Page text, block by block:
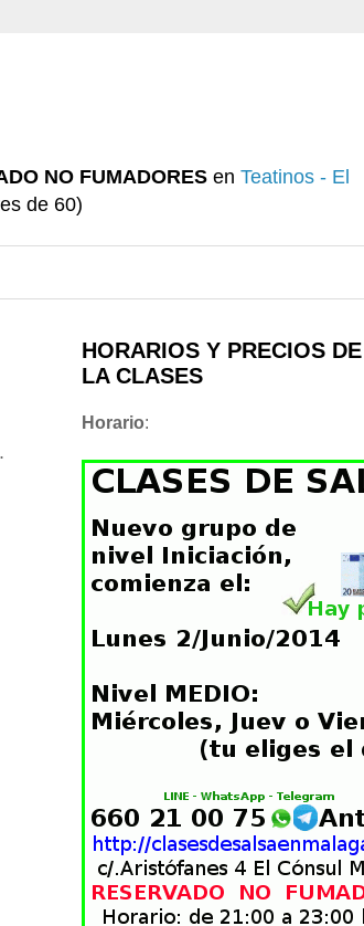
NO FUMADORES en Teatinos - El
de 60)
HORARIOS Y PRECIOS DE
LA CLASES
Horario: